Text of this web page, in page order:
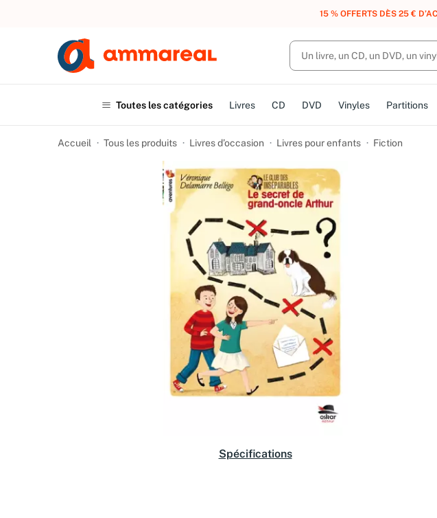
UN ACHAT, DES POINTS, DES
Toutes les catégories Livres CD DVD Vinyles Partitions
Accueil Tous les produits Livres d’occasion Livres pour enfants Fiction
Spécifications